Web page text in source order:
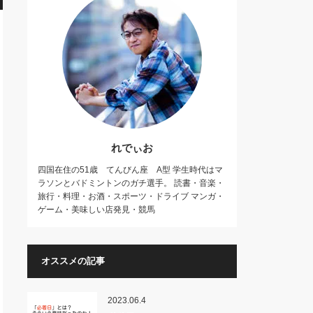
れでぃお
四国在住の51歳 てんびん座 A型 学生時代はマ
ラソンとバドミントンのガチ選手。 読書・音楽・
旅行・料理・お酒・スポーツ・ドライブ マンガ・
ゲーム・美味しい店発見・競馬
オススメの記事
2023.06.4